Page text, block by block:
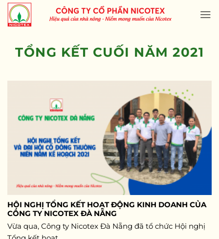
Skip
content
TỔNG KẾT CUỐI NĂM 2021
HỘI NGHỊ TỔNG KẾT HOẠT ĐỘNG KINH DOANH CỦA
CÔNG TY NICOTEX ĐÀ NẴNG
Vừa qua, Công ty Nicotex Đà Nẵng đã tổ chức Hội nghị